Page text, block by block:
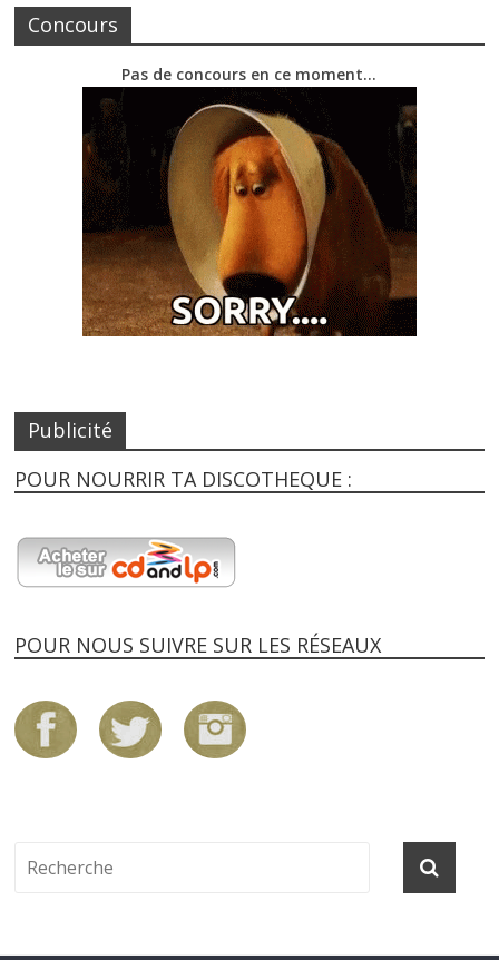
Concours
Pas de concours en ce moment…
Publicité
POUR NOURRIR TA DISCOTHEQUE :
POUR NOUS SUIVRE SUR LES RÉSEAUX